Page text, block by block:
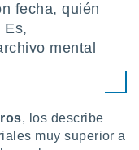
fecha, quién
Es,
mental
, los describe
muy superior a